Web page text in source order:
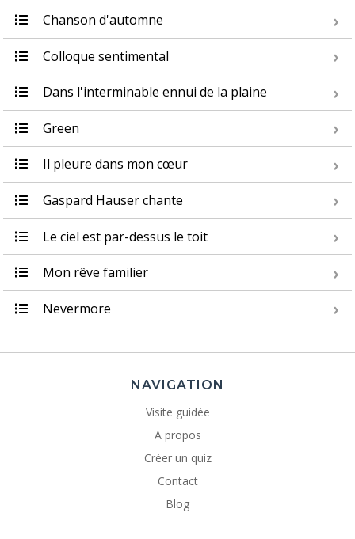
Chanson d'automne
Colloque sentimental
Dans l'interminable ennui de la plaine
Green
Il pleure dans mon cœur
Gaspard Hauser chante
Le ciel est par-dessus le toit
Mon rêve familier
Nevermore
NAVIGATION
Visite guidée
A propos
Créer un quiz
Contact
Blog